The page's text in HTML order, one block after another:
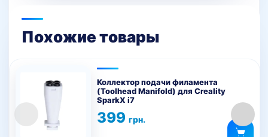
Похожие товары
Коллектор подачи филамента
(Toolhead Manifold) для Creality
SparkX i7
399 грн.